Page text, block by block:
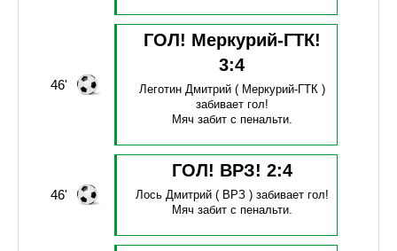
46'
ГОЛ! Меркурий-ГТК!
3:4
Леготин Дмитрий( Меркурий-ГТК )
забивает гол!
Мяч забит с пенальти.
46'
ГОЛ! ВРЗ! 2:4
Лось Дмитрий( ВРЗ ) забивает гол!
Мяч забит с пенальти.